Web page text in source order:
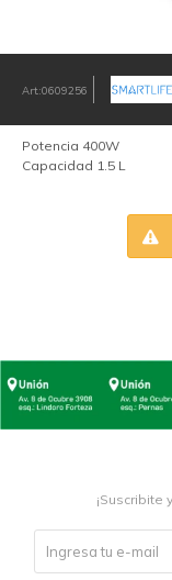
0609256
Potencia 400W
Capacidad 1.5 L